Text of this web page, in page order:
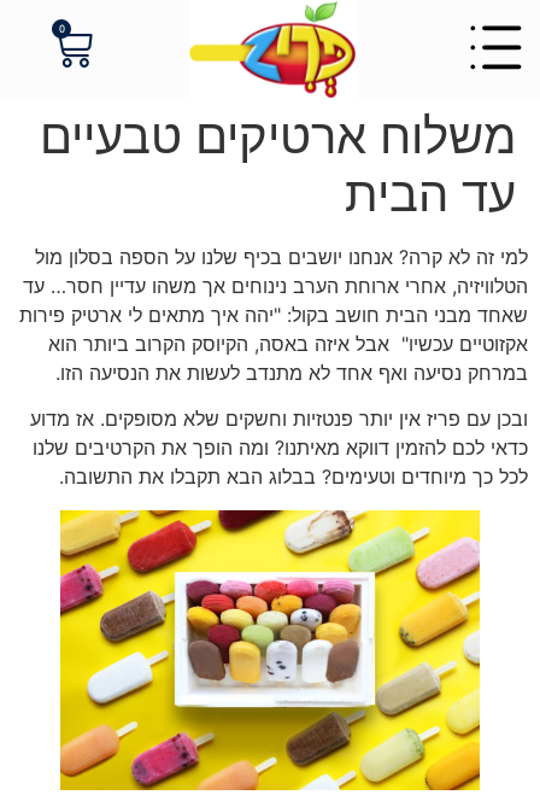
0
משלוח ארטיקים טבעיים
עד הבית
למי זה לא קרה? אנחנו יושבים בכיף שלנו על הספה בסלון מול
הטלוויזיה, אחרי ארוחת הערב נינוחים אך משהו עדיין חסר… עד
שאחד מבני הבית חושב בקול: "יהה איך מתאים לי ארטיק פירות
אקזוטיים עכשיו" אבל איזה באסה, הקיוסק הקרוב ביותר הוא
במרחק נסיעה ואף אחד לא מתנדב לעשות את הנסיעה הזו.
ובכן עם פריז אין יותר פנטזיות וחשקים שלא מסופקים. אז מדוע
כדאי לכם להזמין דווקא מאיתנו? ומה הופך את הקרטיבים שלנו
לכל כך מיוחדים וטעימים? בבלוג הבא תקבלו את התשובה.